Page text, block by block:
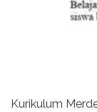
Kurikulum